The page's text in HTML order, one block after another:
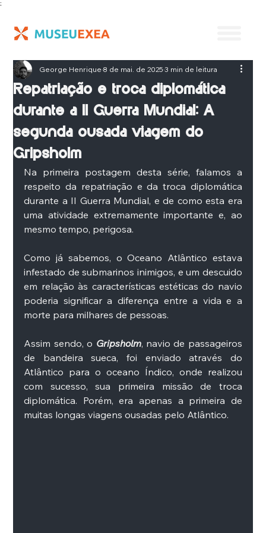
;
Repatriação e troca diplomática
durante a II Guerra Mundial: A
segunda ousada viagem do
Gripsholm
George Henrique8 de mai. de 20253 min de leitura
Na primeira postagem desta série, falamos a
respeito da repatriação e da troca diplomática
durante a II Guerra Mundial, e de como esta era
uma atividade extremamente importante e, ao
mesmo tempo, perigosa.
Como já sabemos, o Oceano Atlântico estava
infestado de submarinos inimigos, e um descuido
em relação às características estéticas do navio
poderia significar a diferença entre a vida e a
morte para milhares de pessoas.
Assim sendo, o Gripsholm, navio de passageiros
de bandeira sueca, foi enviado através do
Atlântico para o oceano Índico, onde realizou
com sucesso, sua primeira missão de troca
diplomática. Porém, era apenas a primeira de
muitas longas viagens ousadas pelo Atlântico.